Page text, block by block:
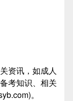
资讯，如成人
考知识、相关
。